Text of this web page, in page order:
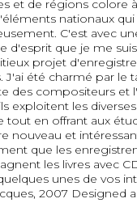
et de régions colore
nationaux
C'est avec
d'esprit que je me
projet
J'ai été charmé par le
des compositeurs et
exploitent les
tout en offrant aux
nouveau et
que les
les livres avec
unes de vos
2007 Designed